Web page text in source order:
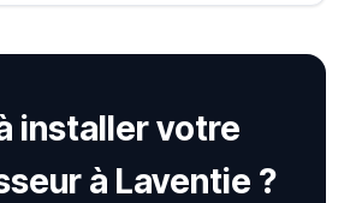
installer votre
à Laventie ?